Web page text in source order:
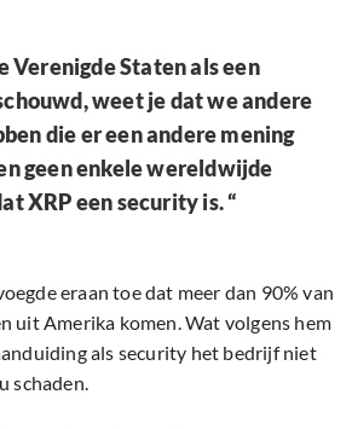
Verenigde Staten als een
weet je dat we andere
die er een andere mening
geen enkele wereldwijde
XRP een security is. “
eraan toe dat meer dan 90% van
uit Amerika komen. Wat volgens hem
als security het bedrijf niet
schaden.